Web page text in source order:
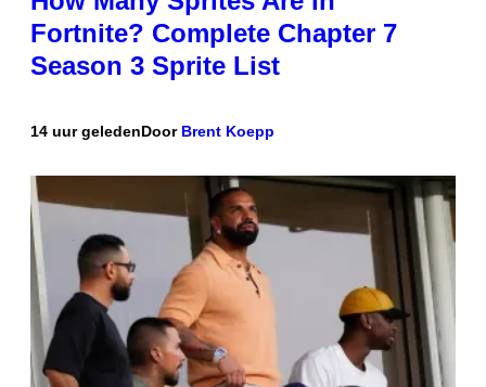
Fortnite? Complete Chapter 7
Season 3 Sprite List
14 uur geledenDoor Brent Koepp